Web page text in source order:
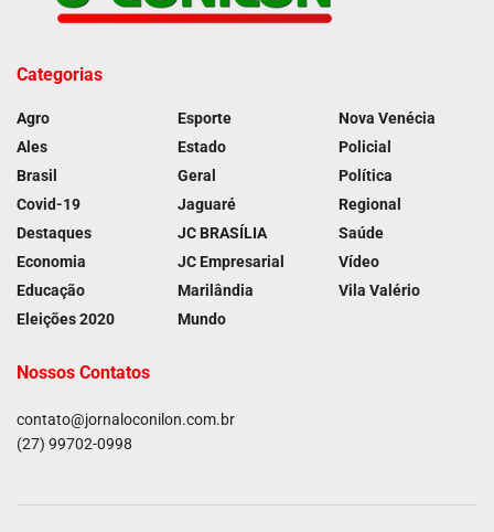
Categorias
Agro
Ales
Brasil
Covid-19
Destaques
Economia
Educação
Eleições 2020
Esporte
Estado
Geral
Jaguaré
JC BRASÍLIA
JC Empresarial
Marilândia
Mundo
Nova Venécia
Policial
Política
Regional
Saúde
Vídeo
Vila Valério
Nossos Contatos
contato@jornaloconilon.com.br
(27) 99702-0998